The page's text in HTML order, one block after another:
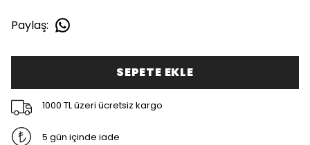
Paylaş:
SEPETE EKLE
1000 TL üzeri ücretsiz kargo
5 gün içinde iade